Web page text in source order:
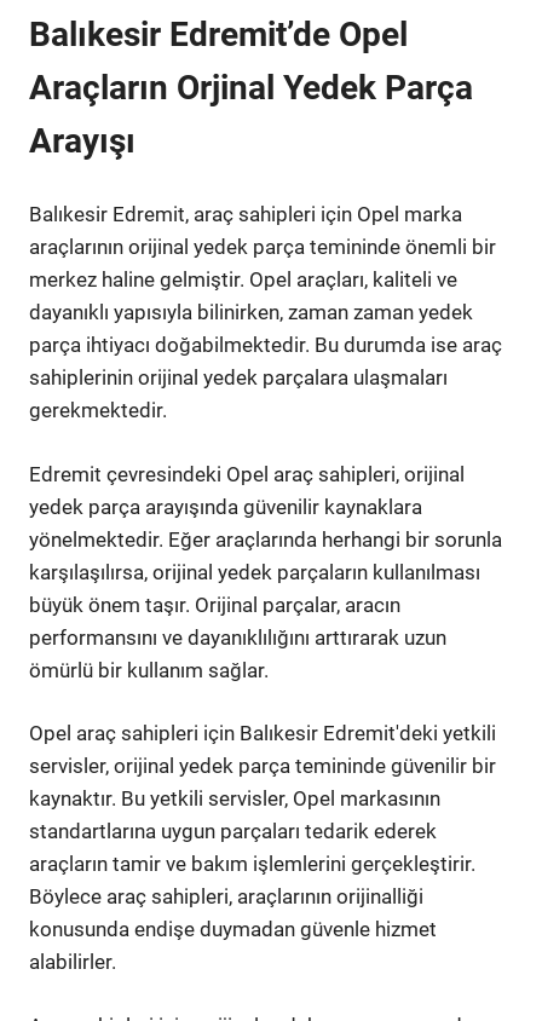
Balıkesir Edremit’de Opel
Araçların Orjinal Yedek Parça
Arayışı
Balıkesir Edremit, araç sahipleri için Opel marka
araçlarının orijinal yedek parça temininde önemli bir
merkez haline gelmiştir. Opel araçları, kaliteli ve
dayanıklı yapısıyla bilinirken, zaman zaman yedek
parça ihtiyacı doğabilmektedir. Bu durumda ise araç
sahiplerinin orijinal yedek parçalara ulaşmaları
gerekmektedir.
Edremit çevresindeki Opel araç sahipleri, orijinal
yedek parça arayışında güvenilir kaynaklara
yönelmektedir. Eğer araçlarında herhangi bir sorunla
karşılaşılırsa, orijinal yedek parçaların kullanılması
büyük önem taşır. Orijinal parçalar, aracın
performansını ve dayanıklılığını arttırarak uzun
ömürlü bir kullanım sağlar.
Opel araç sahipleri için Balıkesir Edremit'deki yetkili
servisler, orijinal yedek parça temininde güvenilir bir
kaynaktır. Bu yetkili servisler, Opel markasının
standartlarına uygun parçaları tedarik ederek
araçların tamir ve bakım işlemlerini gerçekleştirir.
Böylece araç sahipleri, araçlarının orijinalliği
konusunda endişe duymadan güvenle hizmet
alabilirler.